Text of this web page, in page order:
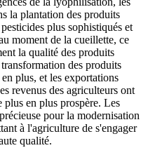
la plantation des produits
plus sophistiqués et
moment de la cueillette, ce
la qualité des produits
des produits
plus, et les exportations
revenus des agriculteurs ont
plus en plus prospère. Les
pour la modernisation
à l'agriculture de s'engager
qualité.